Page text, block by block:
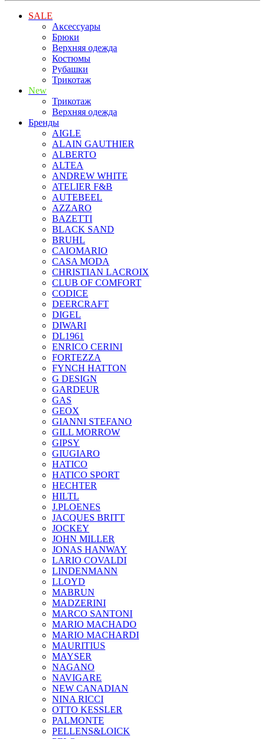
SALE
Аксессуары
Брюки
Верхняя одежда
Костюмы
Рубашки
Трикотаж
New
Трикотаж
Верхняя одежда
Бренды
AIGLE
ALAIN GAUTHIER
ALBERTO
ALTEA
ANDREW WHITE
ATELIER F&B
AUTEBEEL
AZZARO
BAZETTI
BLACK SAND
BRUHL
CAIOMARIO
CASA MODA
CHRISTIAN LACROIX
CLUB OF COMFORT
CODICE
DEERCRAFT
DIGEL
DIWARI
DL1961
ENRICO CERINI
FORTEZZA
FYNCH HATTON
G DESIGN
GARDEUR
GAS
GEOX
GIANNI STEFANO
GILL MORROW
GIPSY
GIUGIARO
HATICO
HATICO SPORT
HECHTER
HILTL
J.PLOENES
JAСQUES BRITT
JOCKEY
JOHN MILLER
JONAS HANWAY
LARIO COVALDI
LINDENMANN
LLOYD
MABRUN
MADZERINI
MARCO SANTONI
MARIO MACHADO
MARIO MACHARDI
MAURITIUS
MAYSER
NAGANO
NAVIGARE
NEW CANADIAN
NINA RICCI
OTTO KESSLER
PALMONTE
PELLENS&LOICK